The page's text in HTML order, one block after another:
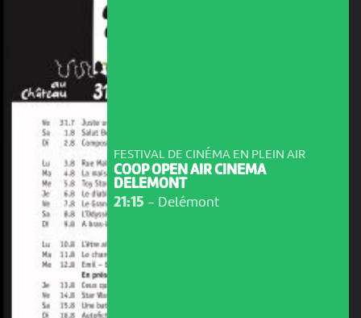
FESTIVAL DE CINÉMA EN PLEIN AIR
COOP OPEN AIR CINEMA
DELEMONT
21:15 - Delémont